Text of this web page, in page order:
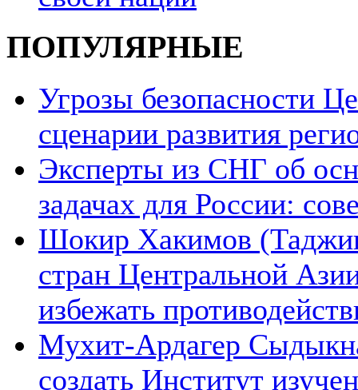
ПОПУЛЯРНЫЕ
Угрозы безопасности
сценарии развития
Эксперты из СНГ об
задачах для России:
Шокир Хакимов
стран Центральной
избежать
Мухит-Ардагер
создать Институт